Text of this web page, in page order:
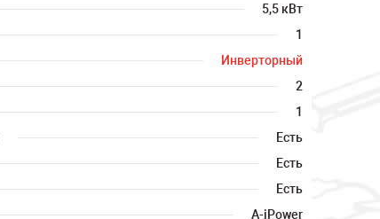
5,5 кВт
1
Инверторный
2
1
Есть
Есть
Есть
A-iPower